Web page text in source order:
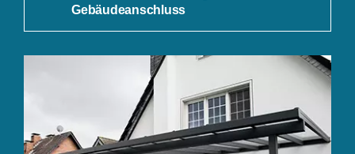
Gebäudeanschluss